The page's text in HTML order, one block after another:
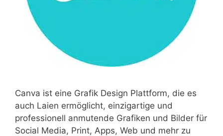
Canva ist eine Grafik Design Plattform, die es
auch Laien ermöglicht, einzigartige und
professionell anmutende Grafiken und Bilder für
Social Media, Print, Apps, Web und mehr zu